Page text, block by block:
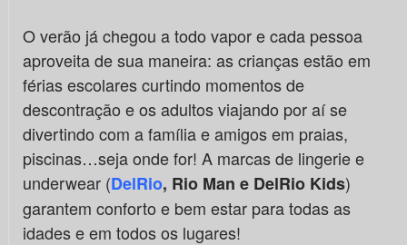
O verão já chegou a todo vapor e cada pessoa
aproveita de sua maneira: as crianças estão em
férias escolares curtindo momentos de
descontração e os adultos viajando por aí se
divertindo com a família e amigos em praias,
piscinas…seja onde for! A marcas de lingerie e
underwear (DelRio, Rio Man e DelRio Kids)
garantem conforto e bem estar para todas as
idades e em todos os lugares!